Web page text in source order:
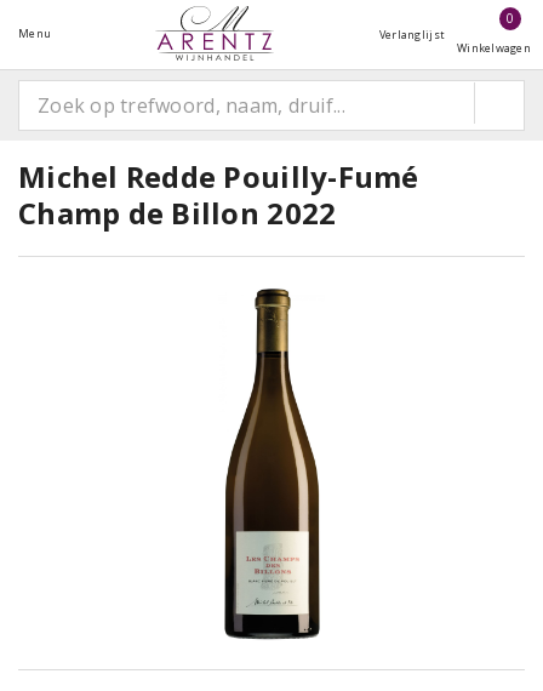
Menu Verlanglijst
0
Winkelwagen
Michel Redde Pouilly-Fumé
Champ de Billon 2022